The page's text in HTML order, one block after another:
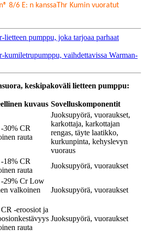
8/6 E: n kanssaThr Kumin vuoratut
lietteen pumppu, joka tarjoaa parhaat
kumiletrupumppu, vaihdettavissa Warman-
keskipakoväli lietteen pumppu:
kuvaus Sovelluskomponentit
30% CR
rauta
Juoksupyörä, vuoraukset,
karkottaja, karkottajan
rengas, täyte laatikko,
kurkunpinta, kehyslevyn
vuoraus
18% CR
rauta
Juoksupyörä, vuoraukset
-29% Cr Low
valkoinen
Juoksupyörä, vuoraukset
-eroosiot ja
rauta
Juoksupyörä, vuoraukset